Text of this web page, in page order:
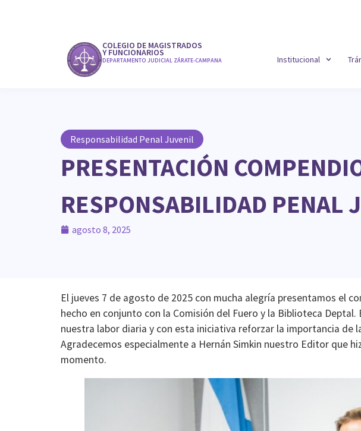
COLEGIO DE MAGISTRADOS
Y FUNCIONARIOS
DEPARTAMENTO JUDICIAL ZÁRATE-CAMPANA Institucional
Responsabilidad Penal Juvenil
PRESENTACIÓN
RESPONSABILIDAD PENAL
agosto 8, 2025
El jueves 7 de agosto de 2025 con mucha alegría presentamos el
hecho en conjunto con la Comisión del Fuero y la Biblioteca
nuestra labor diaria y con esta iniciativa reforzar la importancia de
Agradecemos especialmente a Hernán Simkin nuestro Editor que
momento.